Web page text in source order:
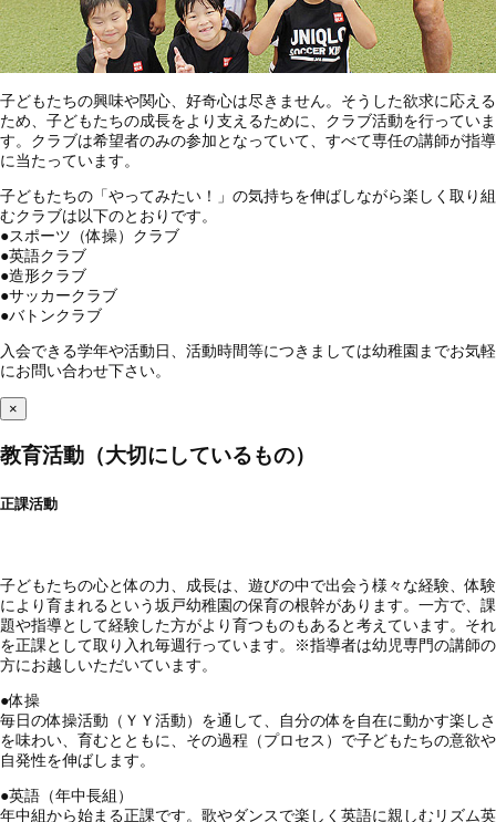
子どもたちの興味や関心、好奇心は尽きません。そうした欲求に応える
ため、子どもたちの成長をより支えるために、クラブ活動を行っていま
す。クラブは希望者のみの参加となっていて、すべて専任の講師が指導
に当たっています。
子どもたちの「やってみたい！」の気持ちを伸ばしながら楽しく取り組
むクラブは以下のとおりです。
●スポーツ（体操）クラブ
●英語クラブ
●造形クラブ
●サッカークラブ
●バトンクラブ
入会できる学年や活動日、活動時間等につきましては幼稚園までお気軽
にお問い合わせ下さい。
×
教育活動（大切にしているもの）
正課活動
子どもたちの心と体の力、成長は、遊びの中で出会う様々な経験、体験
により育まれるという坂戸幼稚園の保育の根幹があります。一方で、課
題や指導として経験した方がより育つものもあると考えています。それ
を正課として取り入れ毎週行っています。※指導者は幼児専門の講師の
方にお越しいただいています。
●体操
毎日の体操活動（ＹＹ活動）を通して、自分の体を自在に動かす楽しさ
を味わい、育むとともに、その過程（プロセス）で子どもたちの意欲や
自発性を伸ばします。
●英語（年中長組）
年中組から始まる正課です。歌やダンスで楽しく英語に親しむリズム英